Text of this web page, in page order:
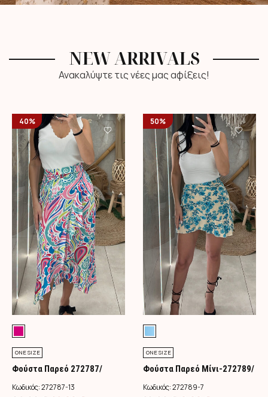
NEW ARRIVALS
Ανακαλύψτε τις νέες μας αφίξεις!
40%
ONE SIZE
Φούστα Παρεό 272787/
Φούξια
Κωδικός:272787-13
50%
ONE SIZE
Φούστα Παρεό Μίνι-272789/
Τιρκουάζ
Κωδικός:272789-7